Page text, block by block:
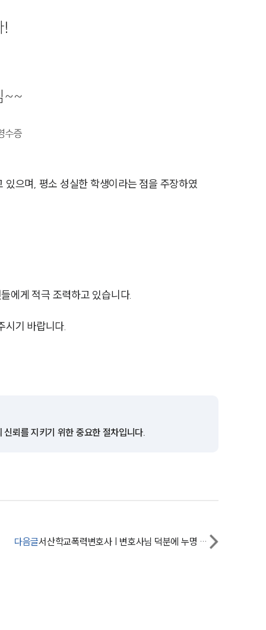
고객후기
공지사항
세미나
으며, 평소 성실한 학생이라는 점을 주장하였
에게 적극 조력하고 있습니다.
시기 바랍니다.
뢰를 지키기 위한 중요한 절차입니다.
다음글 서산학교폭력변호사 | 변호사님 덕분에 누명 벗었어요.